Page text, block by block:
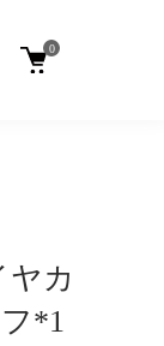
0
ヤカ
*1